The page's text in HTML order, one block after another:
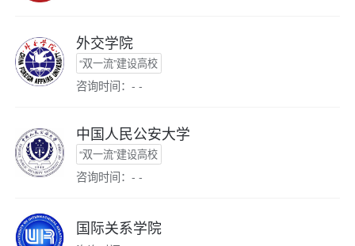
外交学院
“双一流”建设高校
咨询时间：- -
中国人民公安大学
“双一流”建设高校
咨询时间：- -
国际关系学院